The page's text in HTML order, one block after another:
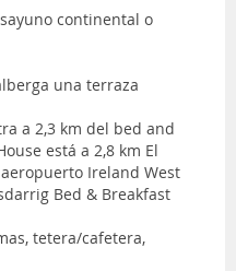
continental o
una terraza
a 2,3 km del bed and
está a 2,8 km El
Ireland West
Bed & Breakfast
tetera/cafetera,